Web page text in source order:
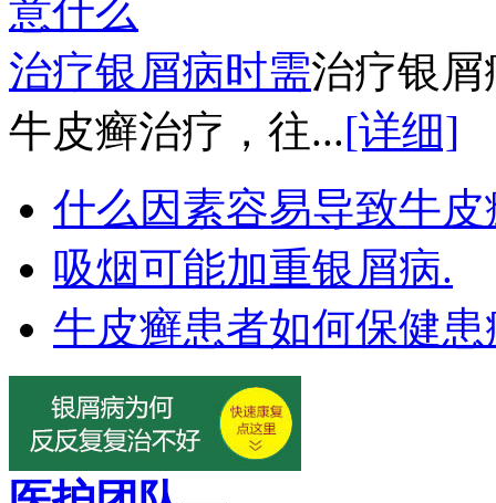
治疗银屑病时需治疗银
牛皮癣治疗，往...[详细]
什么因素容易导致牛皮
吸烟可能加重银屑病.
牛皮癣患者如何保健